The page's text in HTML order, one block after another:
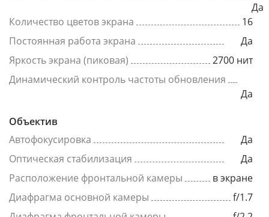
Да
Количество цветов экрана
16
Постоянная работа экрана
Да
Яркость экрана (пиковая)
2700 нит
Динамический контроль частоты обновления
Да
Объектив
Автофокусировка
Да
Оптическая стабилизация
Да
Расположение фронтальной камеры
в экране
Диафрагма основной камеры
f/1.7